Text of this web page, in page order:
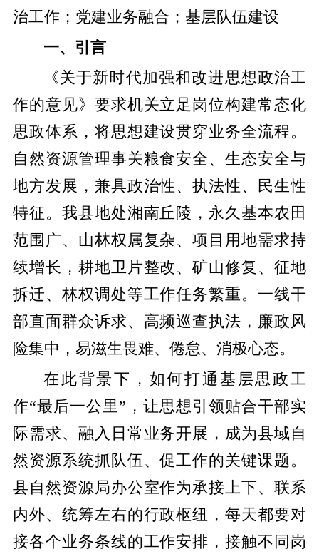
治工作；党建业务融合；基层队伍建设
一、引言
《关于新时代加强和改进思想政治工
作的意见》要求机关立足岗位构建常态化
思政体系，将思想建设贯穿业务全流程。
自然资源管理事关粮食安全、生态安全与
地方发展，兼具政治性、执法性、民生性
特征。我县地处湘南丘陵，永久基本农田
范围广、山林权属复杂、项目用地需求持
续增长，耕地卫片整改、矿山修复、征地
拆迁、林权调处等工作任务繁重。一线干
部直面群众诉求、高频巡查执法，廉政风
险集中，易滋生畏难、倦怠、消极心态。
在此背景下，如何打通基层思政工
作“最后一公里”，让思想引领贴合干部实
际需求、融入日常业务开展，成为县域自
然资源系统抓队伍、促工作的关键课题。
县自然资源局办公室作为承接上下、联系
内外、统筹左右的行政枢纽，每天都要对
接各个业务条线的工作安排，接触不同岗